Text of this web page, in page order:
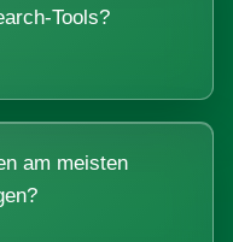
Tools?
am meisten